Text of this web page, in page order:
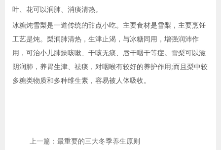
叶、花可以润肺、消痰清热。
冰糖炖雪梨是一道传统的甜点小吃。主要食材是雪梨，主要烹饪
工艺是炖。梨润肺清热，生津止渴，与冰糖同用，增强润沛作
用，可治小儿肺燥咳嗽、干咳无痰、唇干咽干等症。雪梨可以滋
阴润肺，养胃生津、祛痰，对咽喉有较好的养护作用;而且梨中较
多糖类物质和多种维生素，容易被人体吸收。
上一篇：最重要的三大冬季养生原则